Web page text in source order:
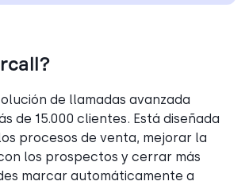
de llamadas avanzada
de 15.000 clientes. Está diseñada
procesos de venta, mejorar la
los prospectos y cerrar más
marcar automáticamente a